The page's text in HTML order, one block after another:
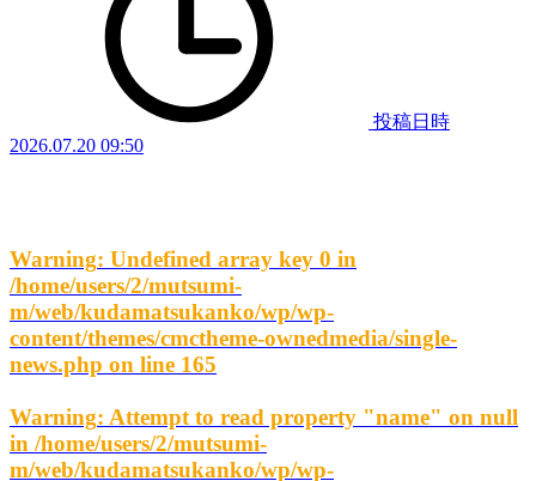
投稿日時
2026.07.20 09:50
Warning: Undefined array key 0 in
/home/users/2/mutsumi-
m/web/kudamatsukanko/wp/wp-
content/themes/cmctheme-ownedmedia/single-
news.php on line 165
Warning: Attempt to read property "name" on null
in /home/users/2/mutsumi-
m/web/kudamatsukanko/wp/wp-